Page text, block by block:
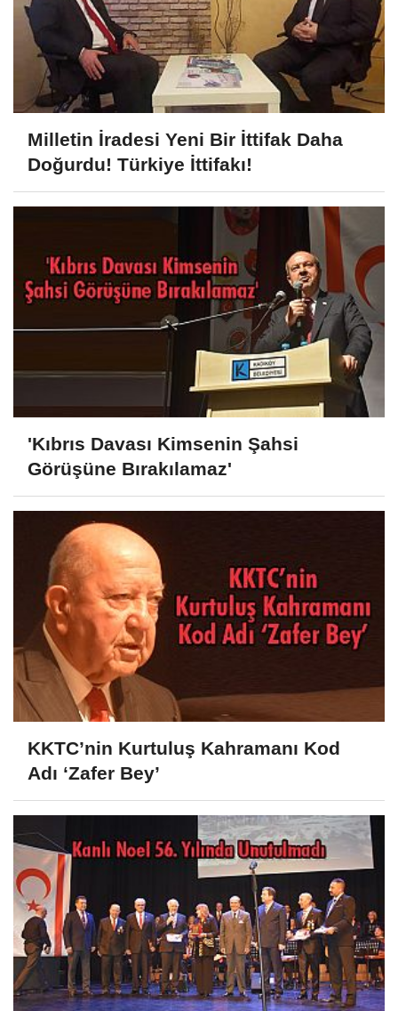
Milletin İradesi Yeni Bir İttifak Daha
Doğurdu! Türkiye İttifakı!
'Kıbrıs Davası Kimsenin Şahsi
Görüşüne Bırakılamaz'
KKTC’nin Kurtuluş Kahramanı Kod
Adı ‘Zafer Bey’